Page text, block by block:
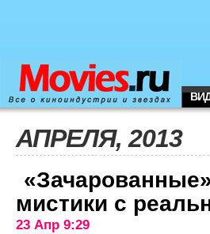
АПРЕЛЯ, 2013
мистики с
23 Апр 9:29